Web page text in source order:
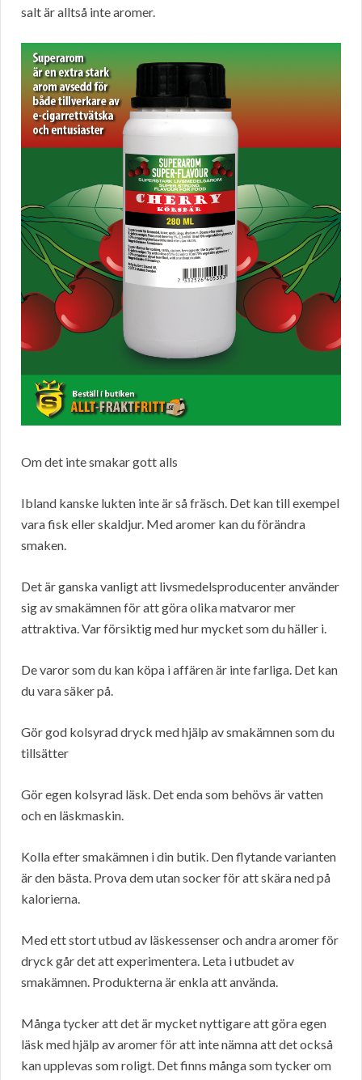
salt är alltså inte aromer.
Om det inte smakar gott alls
Ibland kanske lukten inte är så fräsch. Det kan till exempel
vara fisk eller skaldjur. Med aromer kan du förändra
smaken.
Det är ganska vanligt att livsmedelsproducenter använder
sig av smakämnen för att göra olika matvaror mer
attraktiva. Var försiktig med hur mycket som du häller i.
De varor som du kan köpa i affären är inte farliga. Det kan
du vara säker på.
Gör god kolsyrad dryck med hjälp av smakämnen som du
tillsätter
Gör egen kolsyrad läsk. Det enda som behövs är vatten
och en läskmaskin.
Kolla efter smakämnen i din butik. Den flytande varianten
är den bästa. Prova dem utan socker för att skära ned på
kalorierna.
Med ett stort utbud av läskessenser och andra aromer för
dryck går det att experimentera. Leta i utbudet av
smakämnen. Produkterna är enkla att använda.
Många tycker att det är mycket nyttigare att göra egen
läsk med hjälp av aromer för att inte nämna att det också
kan upplevas som roligt. Det finns många som tycker om